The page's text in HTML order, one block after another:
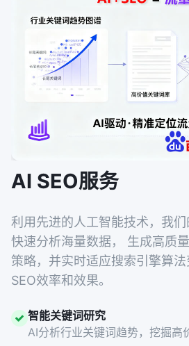
AI SEO服务
利用先进的人工智能技术，我
快速分析海量数据， 生成高质
策略，并实时适应搜索引擎算
SEO效率和效果。
智能关键词研究
AI分析行业关键词趋势，挖掘高